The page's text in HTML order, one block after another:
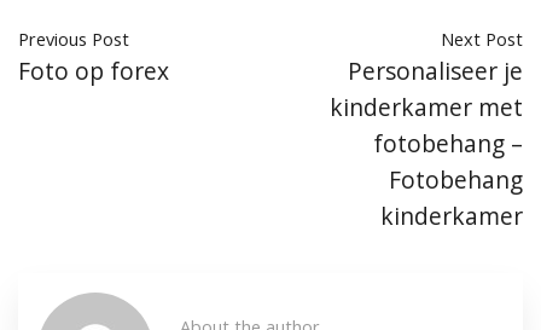
Previous Post
Foto op forex
Next Post
Personaliseer je
kinderkamer met
fotobehang –
Fotobehang
kinderkamer